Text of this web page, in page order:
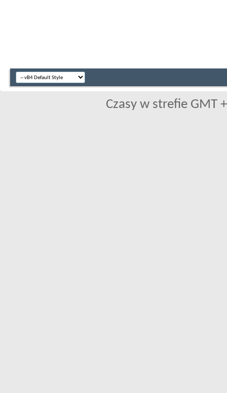
Czasy w strefie GMT